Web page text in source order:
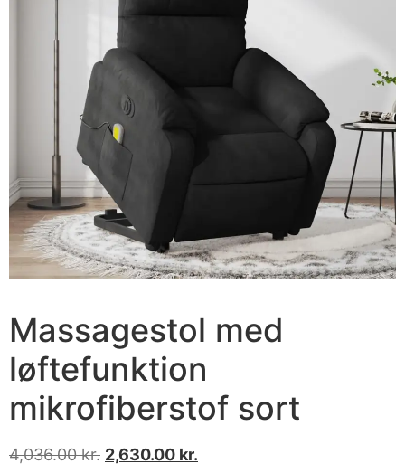
Massagestol med
løftefunktion
mikrofiberstof sort
4,036.00kr. 2,630.00 kr.